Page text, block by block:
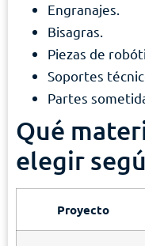
Engranajes.
Bisagras.
Piezas de
Soportes
Partes
Qué
elegir
Proyecto